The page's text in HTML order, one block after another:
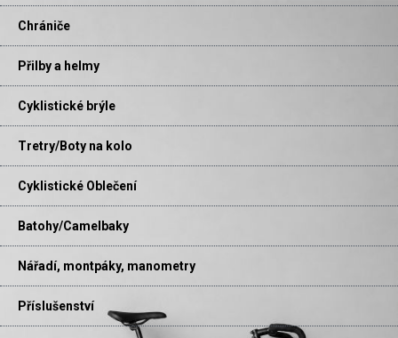
Chrániče
Přilby a helmy
Cyklistické brýle
Tretry/Boty na kolo
Cyklistické Oblečení
Batohy/Camelbaky
Nářadí, montpáky, manometry
Příslušenství